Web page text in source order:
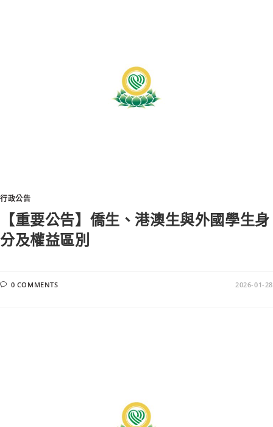
行政公告
【重要公告】僑生、港澳生與外國學生身
分及權益區別
0 COMMENTS 2026-01-28